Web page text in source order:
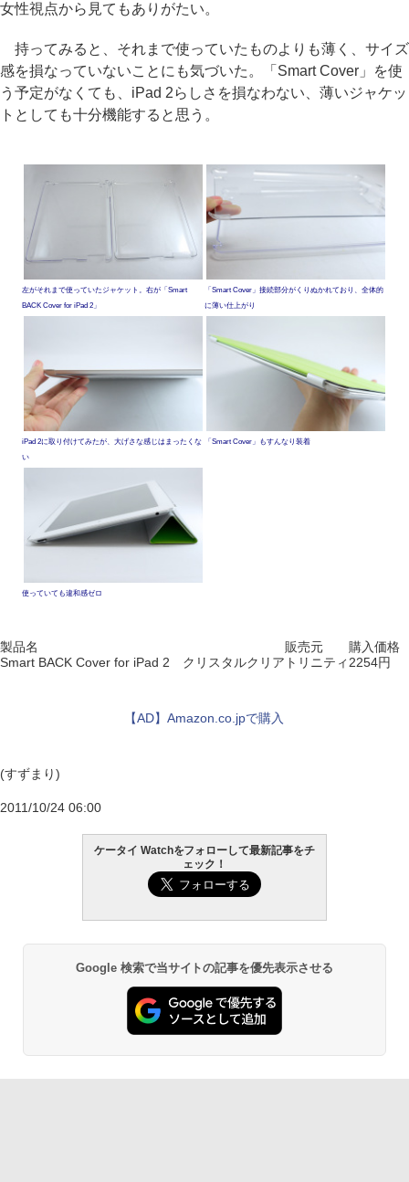
女性視点から見てもありがたい。
持ってみると、それまで使っていたものよりも薄く、サイズ
感を損なっていないことにも気づいた。「Smart Cover」を使
う予定がなくても、iPad 2らしさを損なわない、薄いジャケッ
トとしても十分機能すると思う。
左がそれまで使っていたジャケット。右が「Smart
BACK Cover for iPad 2」
「Smart Cover」接続部分がくりぬかれており、全体的
に薄い仕上がり
iPad 2に取り付けてみたが、大げさな感じはまったくな
い
「Smart Cover」もすんなり装着
使っていても違和感ゼロ
製品名 販売元
購入価格
Smart BACK Cover for iPad 2 クリスタルクリア トリニティ 2254円
【AD】Amazon.co.jpで購入
(すずまり)
2011/10/24 06:00
ケータイ Watchをフォローして最新記事をチ
ェック！
Google 検索で当サイトの記事を優先表示させる